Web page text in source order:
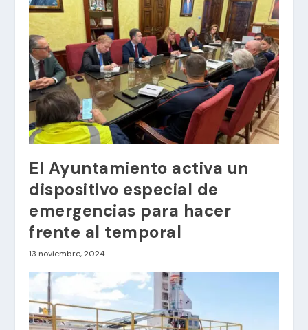
El Ayuntamiento activa un
dispositivo especial de
emergencias para hacer
frente al temporal
13 noviembre, 2024